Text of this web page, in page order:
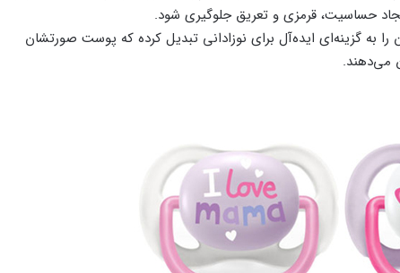
حساسیت، قرمزی و تعریق جلوگیری شود.
به گزینه‌ای ایده‌آل برای نوزادانی تبدیل کرده که پوست صورتشان
می‌دهند.